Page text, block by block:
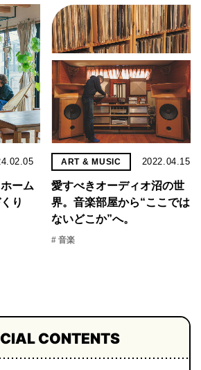
ーム
り
ART & MUSIC 2022.04.15
愛すべきオーディオ沼の世
界。音楽部屋から“ここでは
ないどこか”へ。
# 音楽
CONTENTS